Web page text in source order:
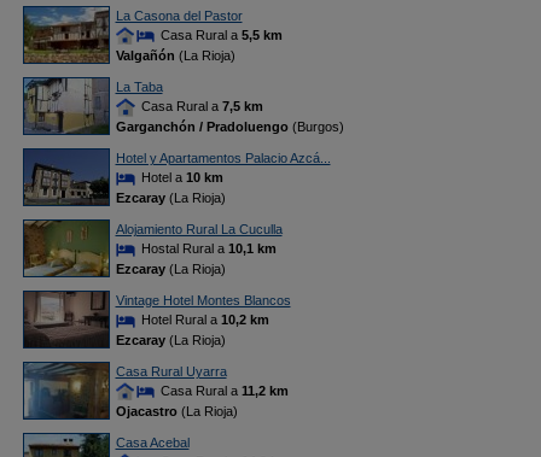
La Casona del Pastor
Casa Rural a 5,5 km
Valgañón (La Rioja)
La Taba
Casa Rural a 7,5 km
Garganchón / Pradoluengo(Burgos)
Hotel y Apartamentos Palacio Azcá...
Hotel a 10 km
Ezcaray(La Rioja)
Alojamiento Rural La Cuculla
Hostal Rural a 10,1 km
Ezcaray(La Rioja)
Vintage Hotel Montes Blancos
Hotel Rural a 10,2 km
Ezcaray(La Rioja)
Casa Rural Uyarra
Casa Rural a 11,2 km
Ojacastro(La Rioja)
Casa Acebal